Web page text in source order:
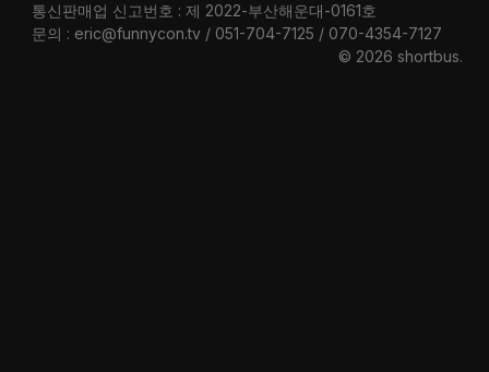
통신판매업 신고번호 : 제 2022-부산해운대-0161호
문의 : eric@funnycon.tv / 051-704-7125 / 070-4354-7127
© 2026 shortbus.